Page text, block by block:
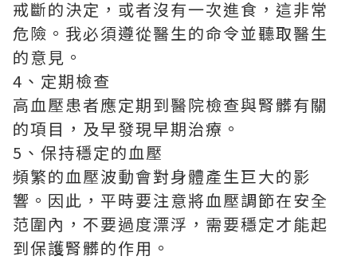
戒斷的決定，或者沒有一次進食，這非常
危險。我必須遵從醫生的命令並聽取醫生
的意見。
4、定期檢查
高血壓患者應定期到醫院檢查與腎髒有關
的項目，及早發現早期治療。
5、保持穩定的血壓
頻繁的血壓波動會對身體產生巨大的影
響。因此，平時要注意將血壓調節在安全
范圍內，不要過度漂浮，需要穩定才能起
到保護腎髒的作用。